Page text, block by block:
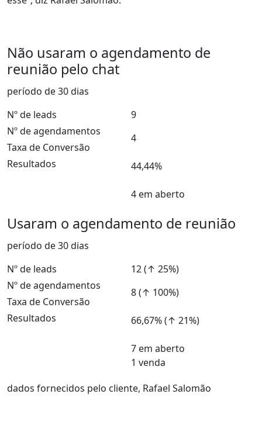
Não usaram o agendamento de
reunião pelo chat
período de 30 dias
Nº de leads
Nº de agendamentos
Taxa de Conversão
Resultados
9
4
44,44%
4 em aberto
Usaram o agendamento de reunião
período de 30 dias
Nº de leads
Nº de agendamentos
Taxa de Conversão
Resultados
12(↑ 25%)
8(↑ 100%)
66,67%(↑ 21%)
7 em aberto
1 venda
dados fornecidos pelo cliente, Rafael Salomão